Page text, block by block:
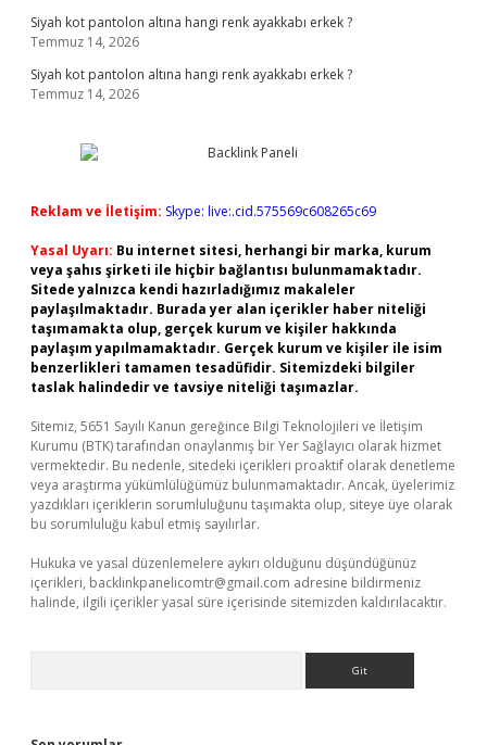
Siyah kot pantolon altına hangi renk ayakkabı erkek ?
Temmuz 14, 2026
Siyah kot pantolon altına hangi renk ayakkabı erkek ?
Temmuz 14, 2026
Reklam ve İletişim: Skype: live:.cid.575569c608265c69
Yasal Uyarı: Bu internet sitesi, herhangi bir marka, kurum
veya şahıs şirketi ile hiçbir bağlantısı bulunmamaktadır.
Sitede yalnızca kendi hazırladığımız makaleler
paylaşılmaktadır. Burada yer alan içerikler haber niteliği
taşımamakta olup, gerçek kurum ve kişiler hakkında
paylaşım yapılmamaktadır. Gerçek kurum ve kişiler ile isim
benzerlikleri tamamen tesadüfidir. Sitemizdeki bilgiler
taslak halindedir ve tavsiye niteliği taşımazlar.
Sitemiz, 5651 Sayılı Kanun gereğince Bilgi Teknolojileri ve İletişim
Kurumu (BTK) tarafından onaylanmış bir Yer Sağlayıcı olarak hizmet
vermektedir. Bu nedenle, sitedeki içerikleri proaktif olarak denetleme
veya araştırma yükümlülüğümüz bulunmamaktadır. Ancak, üyelerimiz
yazdıkları içeriklerin sorumluluğunu taşımakta olup, siteye üye olarak
bu sorumluluğu kabul etmiş sayılırlar.
Hukuka ve yasal düzenlemelere aykırı olduğunu düşündüğünüz
içerikleri, backlinkpanelicomtr@gmail.com adresine bildirmeniz
halinde, ilgili içerikler yasal süre içerisinde sitemizden kaldırılacaktır.